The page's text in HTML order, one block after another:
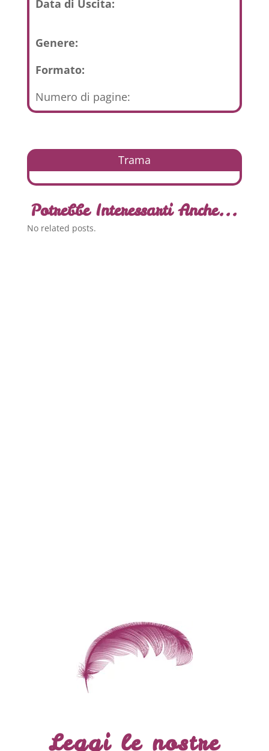
Data di Uscita:
Genere:
Formato:
Numero di pagine:
Trama
Potrebbe Interessarti Anche...
No related posts.
Leggi le nostre